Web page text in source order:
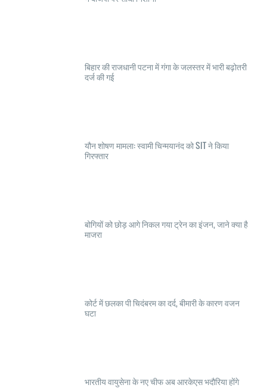
बिहार की राजधानी पटना में गंगा के जलस्तर में भारी बढ़ोतरी
दर्ज की गई
यौन शोषण मामला: स्वामी चिन्मयानंद को SIT ने किया
गिरफ्तार
बोगियों को छोड़ आगे निकल गया ट्रेन का इंजन, जाने क्या है
माजरा
कोर्ट में छलका पी चिदंबरम का दर्द, बीमारी के कारण वजन
घटा
भारतीय वायुसेना के नए चीफ अब आरकेएस भदौरिया होंगे